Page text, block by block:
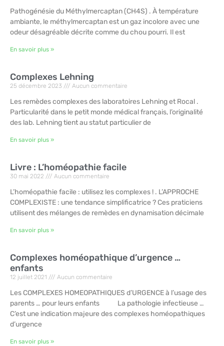
Pathogénésie du Méthylmercaptan (CH4S) . À température
ambiante, le méthylmercaptan est un gaz incolore avec une
odeur désagréable décrite comme du chou pourri. Il est
En savoir plus »
Complexes Lehning
25 décembre 2023 Aucun commentaire
Les remèdes complexes des laboratoires Lehning et Rocal .
Particularité dans le petit monde médical français, l’originalité
des lab. Lehning tient au statut particulier de
En savoir plus »
Livre : L’homéopathie facile
30 mai 2022 Aucun commentaire
L’homéopathie facile : utilisez les complexes ! . L’APPROCHE
COMPLEXISTE : une tendance simplificatrice ? Ces praticiens
utilisent des mélanges de remèdes en dynamisation décimale
En savoir plus »
Complexes homéopathique d’urgence …
enfants
12 juillet 2021 Aucun commentaire
Les COMPLEXES HOMEOPATHIQUES d’URGENCE à l’usage des
parents … pour leurs enfants La pathologie infectieuse …
C’est une indication majeure des complexes homéopathiques
d’urgence
En savoir plus »